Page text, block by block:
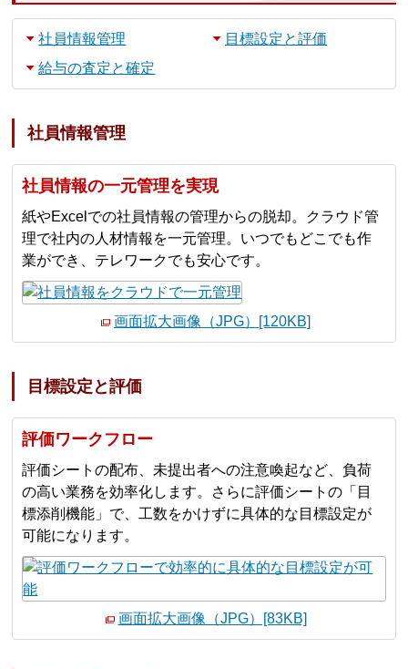
社員情報管理
目標設定と評価
給与の査定と確定
社員情報管理
社員情報の一元管理を実現
紙やExcelでの社員情報の管理からの脱却。クラウド管
理で社内の人材情報を一元管理。いつでもどこでも作
業ができ、テレワークでも安心です。
画面拡大画像（JPG）[120KB]
目標設定と評価
評価ワークフロー
評価シートの配布、未提出者への注意喚起など、負荷
の高い業務を効率化します。さらに評価シートの「目
標添削機能」で、工数をかけずに具体的な目標設定が
可能になります。
画面拡大画像（JPG）[83KB]